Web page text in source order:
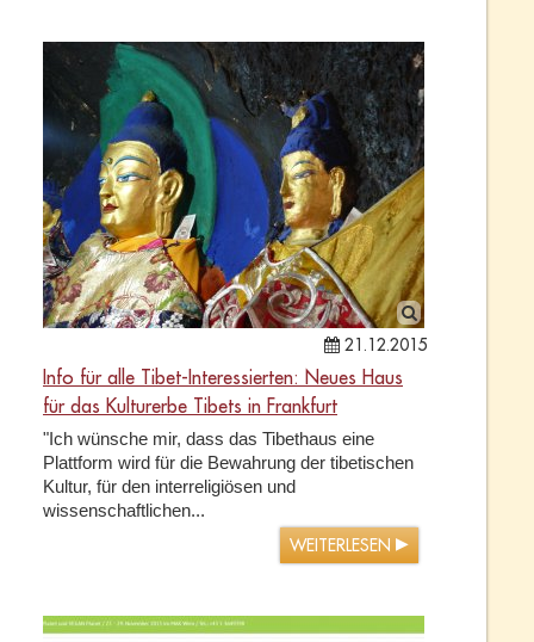
21.12.2015
Info für alle Tibet-Interessierten: Neues Haus
für das Kulturerbe Tibets in Frankfurt
"Ich wünsche mir, dass das Tibethaus eine
Plattform wird für die Bewahrung der tibetischen
Kultur, für den interreligiösen und
wissenschaftlichen...
WEITERLESEN